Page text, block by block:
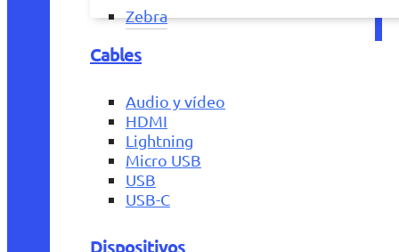
Zebra
Cables
Audio y vídeo
HDMI
Lightning
Micro USB
USB
USB-C
Dispositivos